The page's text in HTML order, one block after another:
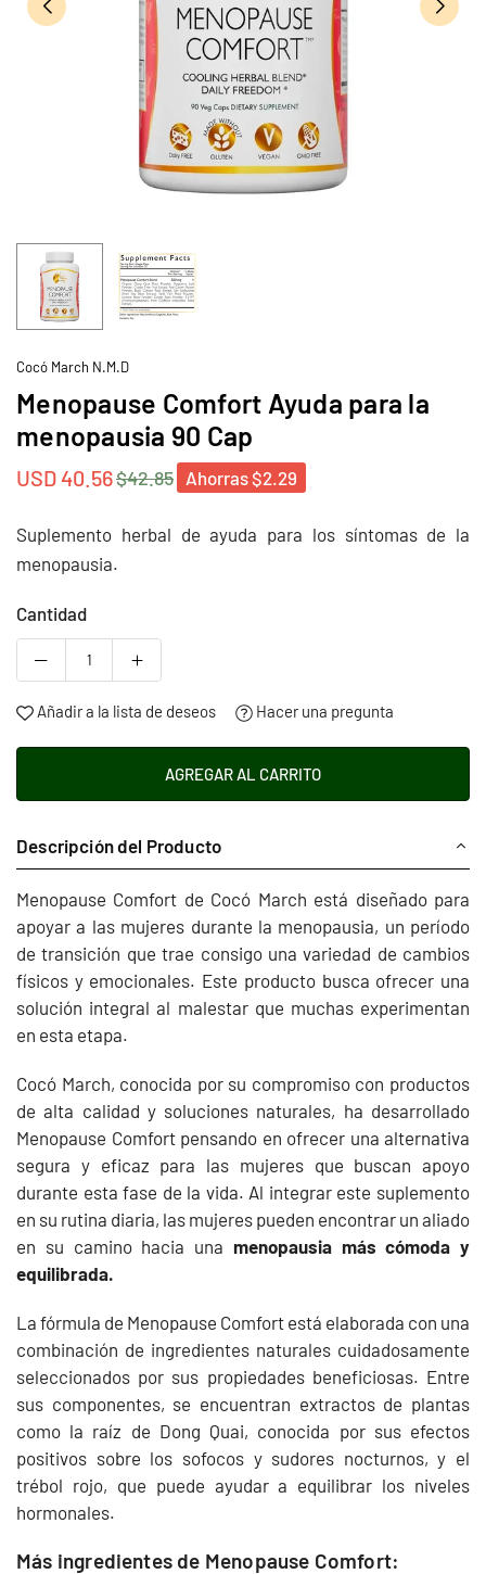
Cocó March N.M.D
Menopause Comfort Ayuda para la
menopausia 90 Cap
Precio
USD 40.56$42.85 Ahorras$2.29
Suplemento herbal de ayuda para los síntomas de la
menopausia.
Cantidad
Añadir a la lista de deseos Hacer una pregunta
AGREGAR AL CARRITO
Descripción del Producto
Menopause Comfort de Cocó March está diseñado para
apoyar a las mujeres durante la menopausia, un período
de transición que trae consigo una variedad de cambios
físicos y emocionales. Este producto busca ofrecer una
solución integral al malestar que muchas experimentan
en esta etapa.
Cocó March, conocida por su compromiso con productos
de alta calidad y soluciones naturales, ha desarrollado
Menopause Comfort pensando en ofrecer una alternativa
segura y eficaz para las mujeres que buscan apoyo
durante esta fase de la vida. Al integrar este suplemento
en su rutina diaria, las mujeres pueden encontrar un aliado
en su camino hacia una menopausia más cómoda y
equilibrada.
La fórmula de Menopause Comfort está elaborada con una
combinación de ingredientes naturales cuidadosamente
seleccionados por sus propiedades beneficiosas. Entre
sus componentes, se encuentran extractos de plantas
como la raíz de Dong Quai, conocida por sus efectos
positivos sobre los sofocos y sudores nocturnos, y el
trébol rojo, que puede ayudar a equilibrar los niveles
hormonales.
Más ingredientes de Menopause Comfort: